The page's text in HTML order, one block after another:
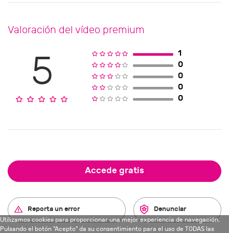
Valoración del vídeo premium
5
1
0
0
0
0
Accede gratis
Reporta un error Denunciar
Utilizamos cookies para proporcionar una mejor experiencia de navegación.
Pulsando el botón "Acepto" da su consentimiento para el uso de TODAS las